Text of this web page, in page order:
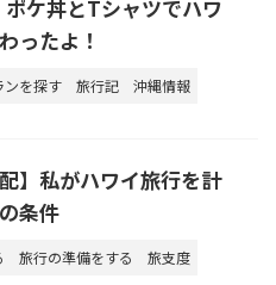
ケ丼とTシャツでハワ
ったよ！
ンを探す 旅行記 沖縄情報
配】私がハワイ旅行を計
条件
旅行の準備をする 旅支度